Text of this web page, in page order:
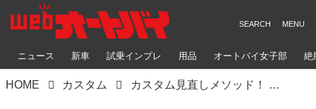
ニュース 新車 試乗インプレ 用品 オートバイ女子部 絶
HOME カスタム カスタム見直しメソッド！ GPZ-Rシリーズ TGナカガワ編 【Heritage&Legends】